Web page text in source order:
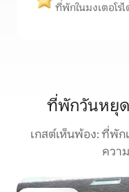
ที่พักในมงเตอโร
ที่พักวันหยุด
เกสต์เห็นพ้อง: ที่พั
ควา